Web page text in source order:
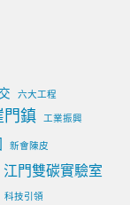
六大工程
門鎮 工業振興
新會陳皮
江門雙碳實驗室
科技引領